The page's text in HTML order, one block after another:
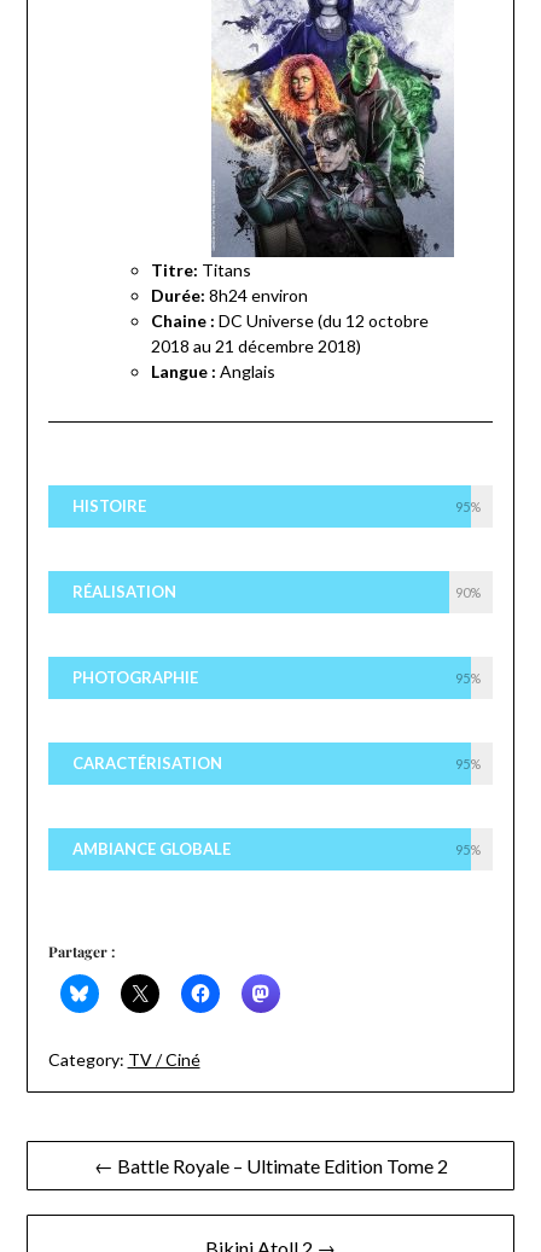
Titre: Titans
Durée: 8h24 environ
Chaine : DC Universe (du 12 octobre
2018 au 21 décembre 2018)
Langue : Anglais
HISTOIRE 95%
RÉALISATION 90%
PHOTOGRAPHIE 95%
CARACTÉRISATION 95%
AMBIANCE GLOBALE 95%
Partager :
Category: TV / Ciné
Navigation
de
← Battle Royale – Ultimate Edition Tome 2